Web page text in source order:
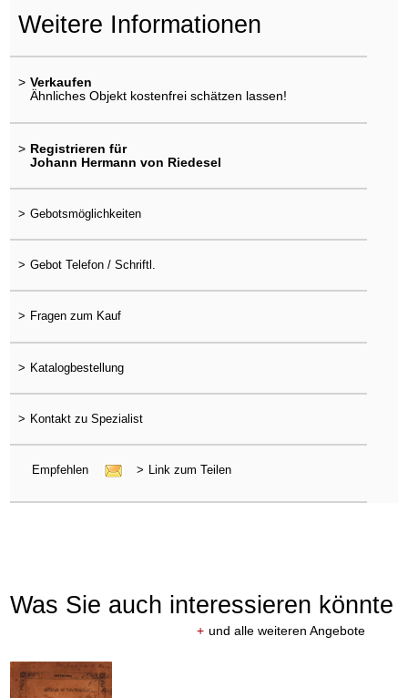
Weitere Informationen
> Verkaufen
Ähnliches Objekt kostenfrei schätzen lassen!
> Registrieren für
Johann Hermann von Riedesel
> Gebotsmöglichkeiten
> Gebot Telefon / Schriftl.
> Fragen zum Kauf
> Katalogbestellung
> Kontakt zu Spezialist
Empfehlen > Link zum Teilen
Was Sie auch interessieren könnte
+ und alle weiteren Angebote